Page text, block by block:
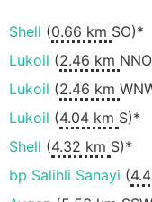
Shell (0.66 km SO)*
Lukoil (2.46 km
Lukoil (2.46 km
Lukoil (4.04 km S)*
Shell (4.32 km S)*
bp Salihli Sanayi (